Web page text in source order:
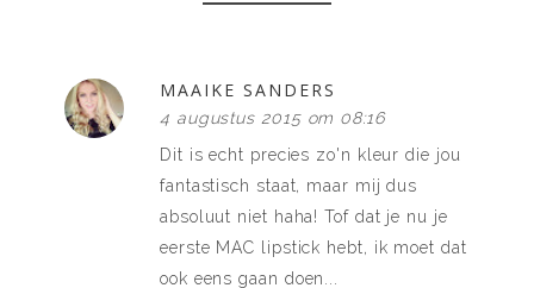
MAAIKE SANDERS
4 augustus 2015 om 08:16
Dit is echt precies zo'n kleur die jou
fantastisch staat, maar mij dus
absoluut niet haha! Tof dat je nu je
eerste MAC lipstick hebt, ik moet dat
ook eens gaan doen...